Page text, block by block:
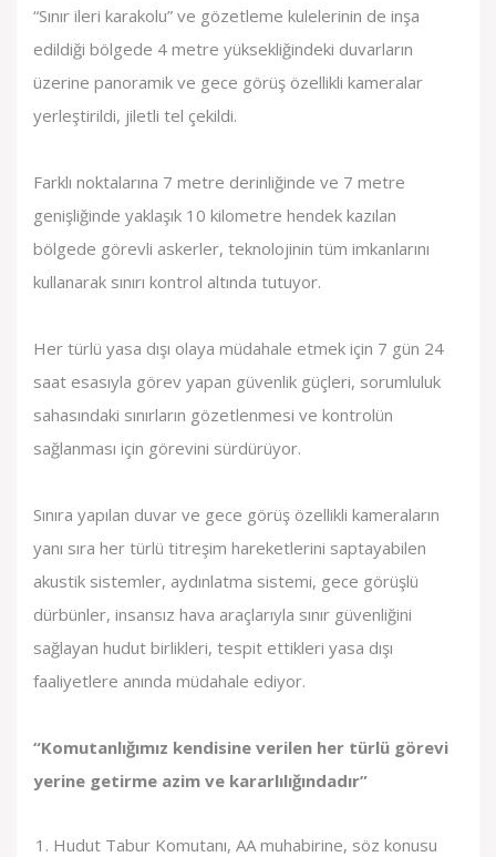
“Sınır ileri karakolu” ve gözetleme kulelerinin de inşa
edildiği bölgede 4 metre yüksekliğindeki duvarların
üzerine panoramik ve gece görüş özellikli kameralar
yerleştirildi, jiletli tel çekildi.
Farklı noktalarına 7 metre derinliğinde ve 7 metre
genişliğinde yaklaşık 10 kilometre hendek kazılan
bölgede görevli askerler, teknolojinin tüm imkanlarını
kullanarak sınırı kontrol altında tutuyor.
Her türlü yasa dışı olaya müdahale etmek için 7 gün 24
saat esasıyla görev yapan güvenlik güçleri, sorumluluk
sahasındaki sınırların gözetlenmesi ve kontrolün
sağlanması için görevini sürdürüyor.
Sınıra yapılan duvar ve gece görüş özellikli kameraların
yanı sıra her türlü titreşim hareketlerini saptayabilen
akustik sistemler, aydınlatma sistemi, gece görüşlü
dürbünler, insansız hava araçlarıyla sınır güvenliğini
sağlayan hudut birlikleri, tespit ettikleri yasa dışı
faaliyetlere anında müdahale ediyor.
“Komutanlığımız kendisine verilen her türlü görevi
yerine getirme azim ve kararlılığındadır”
Hudut Tabur Komutanı, AA muhabirine, söz konusu